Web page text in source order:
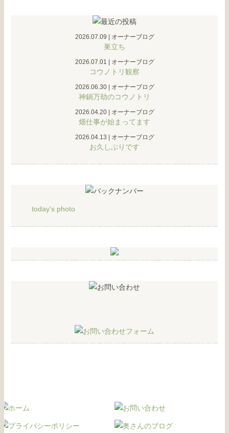
2026.07.09 オーナーブログ
巣立ち
2026.07.01 オーナーブログ
コウノトリ観察
2026.06.30| オーナーブログ
神鍋万劫のコウノトリ
2026.04.20| オーナーブログ
畑仕事が始まってます
2026.04.13 オーナーブログ
お久しぶりです
today's photo